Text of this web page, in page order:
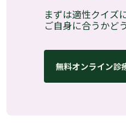
まずは適性クイズ
ご自身に合うかど
無料オンライン診